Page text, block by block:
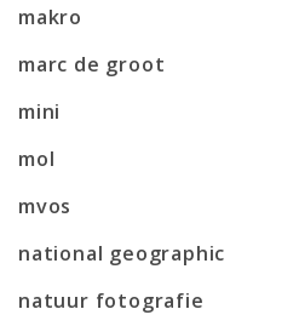
makro
marc de groot
mini
mol
mvos
national geographic
natuur fotografie